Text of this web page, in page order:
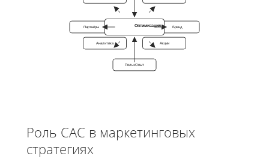
Бренд
Акции
ПользОпыт
Аналитика
Партнёры Оптимизация
Роль CAC в маркетинговых
стратегиях